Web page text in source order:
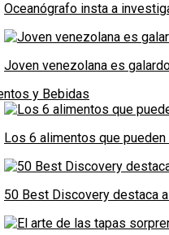
Oceanógrafo insta a
Joven venezolana es
y Bebidas
Los 6 alimentos que
50 Best Discovery destaca